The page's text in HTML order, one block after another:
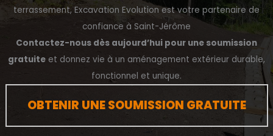
terrassement, Excavation Evolution est votre partenaire de
confiance à Saint-Jérôme
Contactez-nous dès aujourd’hui pour une soumission
gratuite et donnez vie à un aménagement extérieur durable,
fonctionnel et unique.
OBTENIR UNE SOUMISSION GRATUITE